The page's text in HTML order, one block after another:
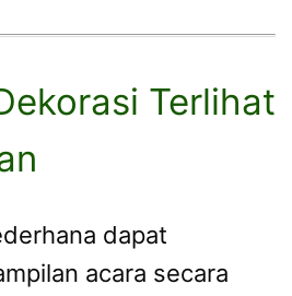
Terlihat
dapat
acara secara